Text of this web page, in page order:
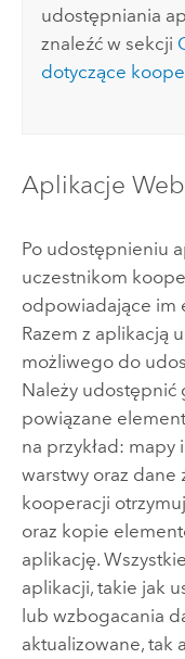
udostępniania
znaleźć w sekcji
dotyczące
Aplikacje
Po udostępnieniu
uczestnikom
odpowiadające im
Razem z aplikacją
możliwego do
Należy udostępnić
powiązane
na przykład: mapy
warstwy oraz dane
kooperacji
oraz kopie
aplikację.
aplikacji, takie jak
lub wzbogacania
aktualizowane, tak